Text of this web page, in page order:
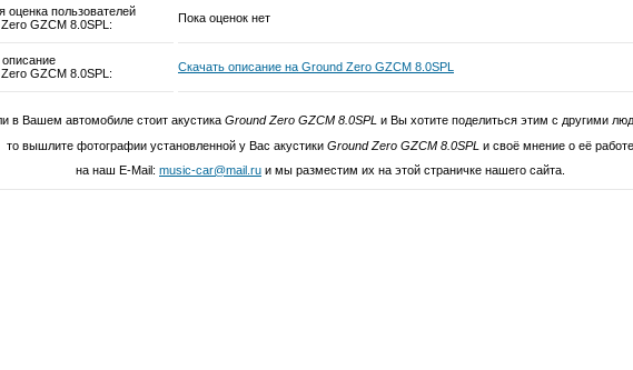
оценка пользователей
GZCM 8.0SPL:
Пока оценок нет
GZCM 8.0SPL:
Скачать описание на Ground Zero GZCM 8.0SPL
в Вашем автомобиле стоит акустика Ground Zero GZCM 8.0SPL и Вы хотите поделиться этим с другими
то вышлите фотографии установленной у Вас акустики Ground Zero GZCM 8.0SPL и своё мнение о её работе
на наш E-Mail: music-car@mail.ru и мы разместим их на этой страничке нашего сайта.